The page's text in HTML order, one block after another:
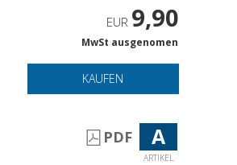
EUR 9,90
MwSt ausgenomen
KAUFEN
PDF A
ARTIKEL